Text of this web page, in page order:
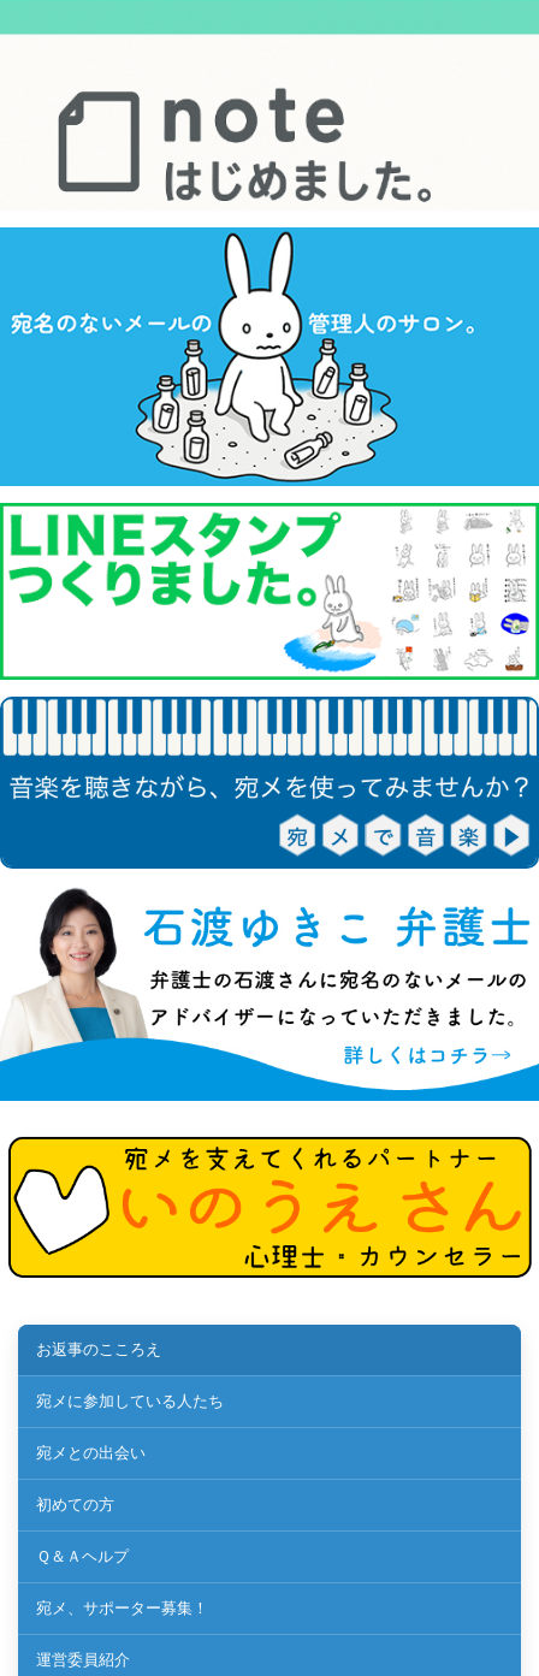
お返事のこころえ
宛メに参加している人たち
宛メとの出会い
初めての方
Ｑ＆Ａヘルプ
宛メ、サポーター募集！
運営委員紹介